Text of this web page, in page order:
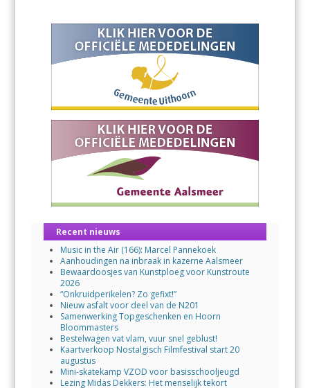
Recent nieuws
Music in the Air (166): Marcel Pannekoek
Aanhoudingen na inbraak in kazerne Aalsmeer
Bewaardoosjes van Kunstploeg voor Kunstroute
2026
“Onkruidperikelen? Zo gefixt!”
Nieuw asfalt voor deel van de N201
Samenwerking Topgeschenken en Hoorn
Bloommasters
Bestelwagen vat vlam, vuur snel geblust!
Kaartverkoop Nostalgisch Filmfestival start 20
augustus
Mini-skatekamp VZOD voor basisschooljeugd
Lezing Midas Dekkers: Het menselijk tekort